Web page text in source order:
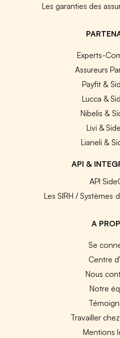
Les garanties des
Experts-
Assureurs
Payfit &
Lucca &
Nibelis &
Livi &
Lianeli &
API &
API
Les SIRH / Systèmes
A
Se
Centre
Nous
Notre
Travailler
Mentions